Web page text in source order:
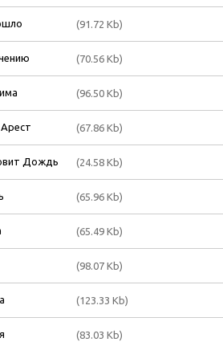
(91.72 Kb)
(70.56 Kb)
(96.50 Kb)
(67.86 Kb)
Дождь (24.58 Kb)
(65.96 Kb)
(65.49 Kb)
(98.07 Kb)
(123.33 Kb)
(83.03 Kb)